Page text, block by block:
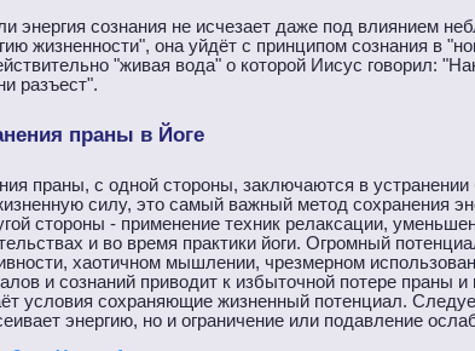
энергия сознания не исчезает даже под влиянием
жизненности", она уйдёт с принципом сознания в
"живая вода" о которой Иисус говорил:
разъест".
праны в Йоге
праны, с одной стороны, заключаются в
силу, это самый важный метод сохранения
стороны - применение техник релаксации,
и во время практики йоги. Огромный
хаотичном мышлении, чрезмерном
и сознаний приводит к избыточной потере праны
условия сохраняющие жизненный потенциал.
энергию, но и ограничение или подавление